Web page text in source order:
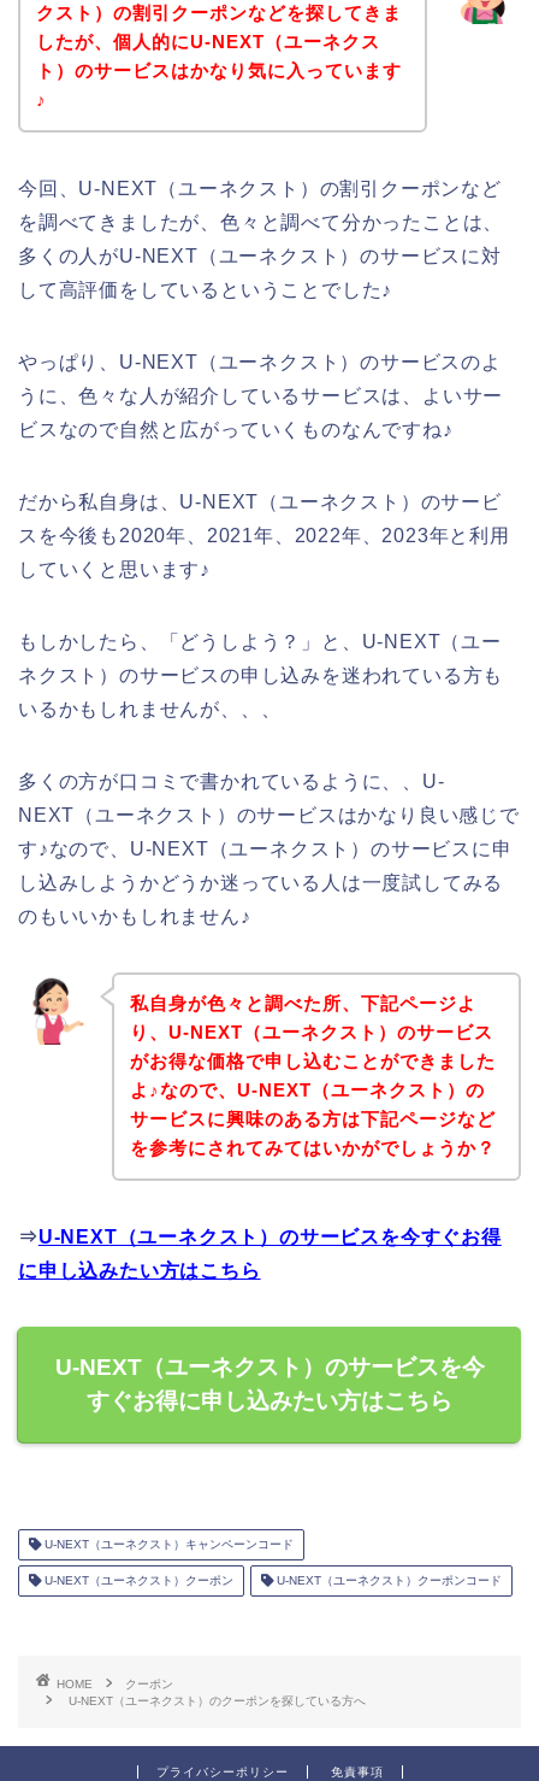
クスト）の割引クーポンなどを探してきま
したが、個人的にU-NEXT（ユーネクス
ト）のサービスはかなり気に入っています
♪
今回、U-NEXT（ユーネクスト）の割引クーポンなど
を調べてきましたが、色々と調べて分かったことは、
多くの人がU-NEXT（ユーネクスト）のサービスに対
して高評価をしているということでした♪
やっぱり、U-NEXT（ユーネクスト）のサービスのよ
うに、色々な人が紹介しているサービスは、よいサー
ビスなので自然と広がっていくものなんですね♪
だから私自身は、U-NEXT（ユーネクスト）のサービ
スを今後も2020年、2021年、2022年、2023年と利用
していくと思います♪
もしかしたら、「どうしよう？」と、U-NEXT（ユー
ネクスト）のサービスの申し込みを迷われている方も
いるかもしれませんが、、、
多くの方が口コミで書かれているように、、U-
NEXT（ユーネクスト）のサービスはかなり良い感じで
す♪なので、U-NEXT（ユーネクスト）のサービスに申
し込みしようかどうか迷っている人は一度試してみる
のもいいかもしれません♪
私自身が色々と調べた所、下記ページよ
り、U-NEXT（ユーネクスト）のサービス
がお得な価格で申し込むことができました
よ♪なので、U-NEXT（ユーネクスト）の
サービスに興味のある方は下記ページなど
を参考にされてみてはいかがでしょうか？
⇒U-NEXT（ユーネクスト）のサービスを今すぐお得
に申し込みたい方はこちら
U-NEXT（ユーネクスト）のサービスを今
すぐお得に申し込みたい方はこちら
U-NEXT（ユーネクスト）キャンペーンコード
U-NEXT（ユーネクスト）クーポン U-NEXT（ユーネクスト）クーポンコード
HOME
クーポン
U-NEXT（ユーネクスト）のクーポンを探している方へ
プライバシーポリシー 免責事項